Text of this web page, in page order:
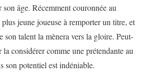
âge. Récemment couronnée au
jeune joueuse à remporter un titre, et
son talent la mènera vers la gloire. Peut-
considérer comme une prétendante au
son potentiel est indéniable.